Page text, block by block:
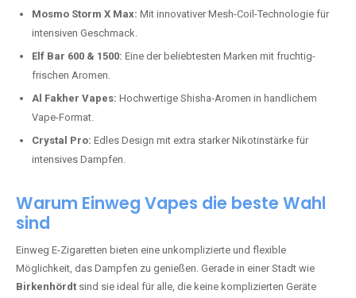
Mosmo Storm X Max: Mit innovativer Mesh-Coil-Technologie für
intensiven Geschmack.
Elf Bar 600 & 1500: Eine der beliebtesten Marken mit fruchtig-
frischen Aromen.
Al Fakher Vapes: Hochwertige Shisha-Aromen in handlichem
Vape-Format.
Crystal Pro: Edles Design mit extra starker Nikotinstärke für
intensives Dampfen.
Warum Einweg Vapes die beste Wahl
sind
Einweg E-Zigaretten bieten eine unkomplizierte und flexible
Möglichkeit, das Dampfen zu genießen. Gerade in einer Stadt wie
Birkenhördt sind sie ideal für alle, die keine komplizierten Geräte